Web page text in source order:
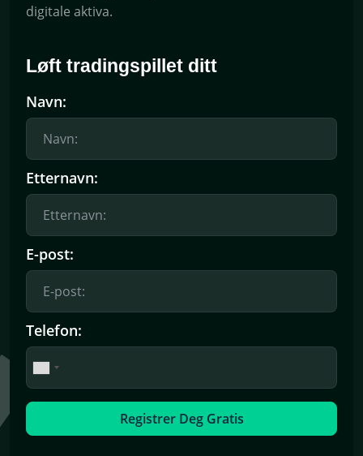
digitale aktiva.
Løft tradingspillet ditt
Navn:
Etternavn:
E-post:
Telefon:
Registrer Deg Gratis